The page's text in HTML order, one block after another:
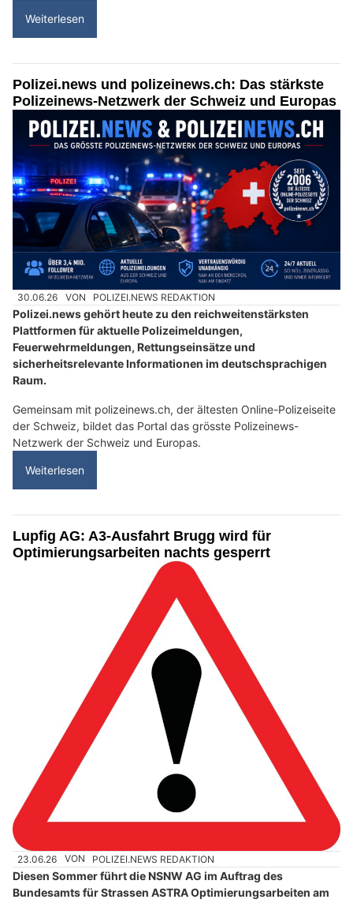
Weiterlesen
Polizei.news und polizeinews.ch: Das stärkste
Polizeinews-Netzwerk der Schweiz und Europas
30.06.26 VON POLIZEI.NEWS REDAKTION
Polizei.news gehört heute zu den reichweitenstärksten
Plattformen für aktuelle Polizeimeldungen,
Feuerwehrmeldungen, Rettungseinsätze und
sicherheitsrelevante Informationen im deutschsprachigen
Raum.
Gemeinsam mit polizeinews.ch, der ältesten Online-Polizeiseite
der Schweiz, bildet das Portal das grösste Polizeinews-
Netzwerk der Schweiz und Europas.
Weiterlesen
Lupfig AG: A3-Ausfahrt Brugg wird für
Optimierungsarbeiten nachts gesperrt
23.06.26 VON POLIZEI.NEWS REDAKTION
Diesen Sommer führt die NSNW AG im Auftrag des
Bundesamts für Strassen ASTRA Optimierungsarbeiten am